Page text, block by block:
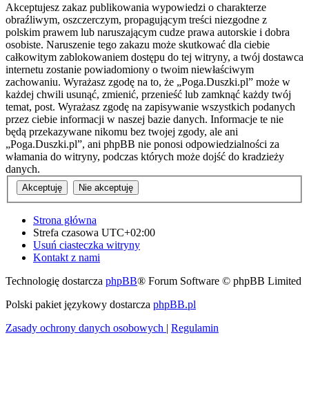
Akceptujesz zakaz publikowania wypowiedzi o charakterze
obraźliwym, oszczerczym, propagującym treści niezgodne z
polskim prawem lub naruszającym cudze prawa autorskie i dobra
osobiste. Naruszenie tego zakazu może skutkować dla ciebie
całkowitym zablokowaniem dostępu do tej witryny, a twój dostawca
internetu zostanie powiadomiony o twoim niewłaściwym
zachowaniu. Wyrażasz zgodę na to, że „Poga.Duszki.pl” może w
każdej chwili usunąć, zmienić, przenieść lub zamknąć każdy twój
temat, post. Wyrażasz zgodę na zapisywanie wszystkich podanych
przez ciebie informacji w naszej bazie danych. Informacje te nie
będą przekazywane nikomu bez twojej zgody, ale ani
„Poga.Duszki.pl”, ani phpBB nie ponosi odpowiedzialności za
włamania do witryny, podczas których może dojść do kradzieży
danych.
Strona główna
Strefa czasowa UTC+02:00
Usuń ciasteczka witryny
Kontakt z nami
Technologię dostarcza phpBB® Forum Software © phpBB Limited
Polski pakiet językowy dostarcza phpBB.pl
Zasady ochrony danych osobowych | Regulamin